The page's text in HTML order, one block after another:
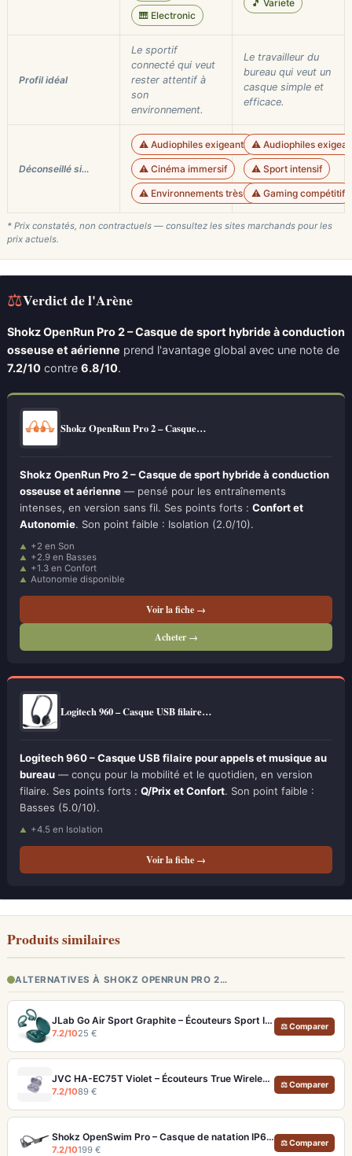
🎹 Electronic
🎵 Variete
Profil idéal
Le sportif
connecté qui veut
rester attentif à
son
environnement.
Le travailleur du
bureau qui veut un
casque simple et
efficace.
Déconseillé si…
⚠️ Audiophiles exigeants
⚠️ Cinéma immersif
⚠️ Environnements très bruyants
⚠️ Audiophiles
⚠️ Sport intensif
⚠️ Gaming compétitif
* Prix constatés, non contractuels — consultez les sites marchands pour les
prix actuels.
⚖Verdict de l'Arène
Shokz OpenRun Pro 2 – Casque de sport hybride à conduction
osseuse et aérienne prend l'avantage global avec une note de
7.2/10 contre 6.8/10.
Shokz OpenRun Pro 2 – Casque…
Shokz OpenRun Pro 2 – Casque de sport hybride à conduction
osseuse et aérienne — pensé pour les entraînements
intenses, en version sans fil. Ses points forts : Confort et
Autonomie. Son point faible : Isolation (2.0/10).
+2 en Son
+2.9 en Basses
+1.3 en Confort
Autonomie disponible
Voir la fiche →
Acheter →
Logitech 960 – Casque USB filaire…
Logitech 960 – Casque USB filaire pour appels et musique au
bureau — conçu pour la mobilité et le quotidien, en version
filaire. Ses points forts : Q/Prix et Confort. Son point faible :
Basses (5.0/10).
+4.5 en Isolation
Voir la fiche →
Produits similaires
ALTERNATIVES À SHOKZ OPENRUN PRO 2…
JLab Go Air Sport Graphite – Écouteurs Sport IP55 Crochets d'Oreille
7.2/1025 €
⚖ Comparer
JVC HA-EC75T Violet – Écouteurs True Wireless Sport IP57 et 40h d'autonomie
7.2/1089 €
⚖ Comparer
Shokz OpenSwim Pro – Casque de natation IP68 avec MP3 32 Go et Bluetooth
7.2/10199 €
⚖ Comparer